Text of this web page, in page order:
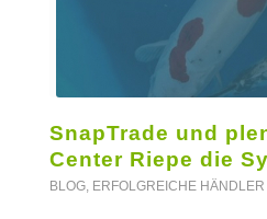
SnapTrade und
Center Riepe die
BLOG, ERFOLGREICHE HÄNDLER